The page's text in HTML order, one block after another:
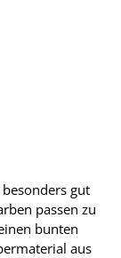
gut
passen zu
bunten
aus